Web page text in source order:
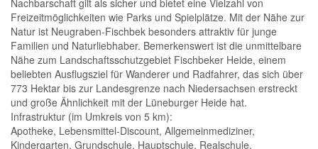
Nachbarschaft gilt als sicher und bietet eine Vielzahl von
Freizeitmöglichkeiten wie Parks und Spielplätze. Mit der Nähe zur
Natur ist Neugraben-Fischbek besonders attraktiv für junge
Familien und Naturliebhaber. Bemerkenswert ist die unmittelbare
Nähe zum Landschaftsschutzgebiet Fischbeker Heide, einem
beliebten Ausflugsziel für Wanderer und Radfahrer, das sich über
773 Hektar bis zur Landesgrenze nach Niedersachsen erstreckt
und große Ähnlichkeit mit der Lüneburger Heide hat.
Infrastruktur (im Umkreis von 5 km):
Apotheke, Lebensmittel-Discount, Allgemeinmediziner,
Kindergarten, Grundschule, Hauptschule, Realschule,